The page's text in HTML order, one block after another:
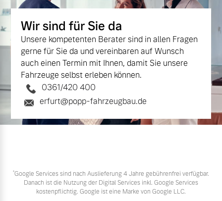
Wir sind für Sie da
Unsere kompetenten Berater sind in allen Fragen
gerne für Sie da und vereinbaren auf Wunsch
auch einen Termin mit Ihnen, damit Sie unsere
Fahrzeuge selbst erleben können.
0361/420 400
erfurt@popp-fahrzeugbau.de
*Google Services sind nach Auslieferung 4 Jahre gebührenfrei verfügbar.
Danach ist die Nutzung der Digital Services inkl. Google Services
kostenpflichtig. Google ist eine Marke von Google LLC.